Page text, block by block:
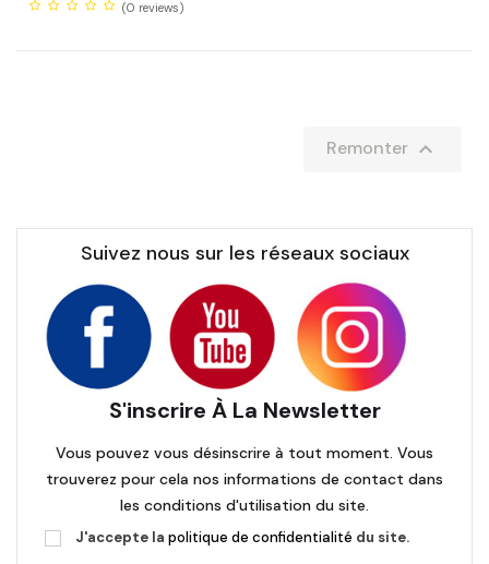
(0 reviews)
Remonter 
Suivez nous sur les réseaux sociaux
S'inscrire À La Newsletter
Vous pouvez vous désinscrire à tout moment. Vous
trouverez pour cela nos informations de contact dans
les conditions d'utilisation du site.
J'accepte la politique de confidentialité du site.